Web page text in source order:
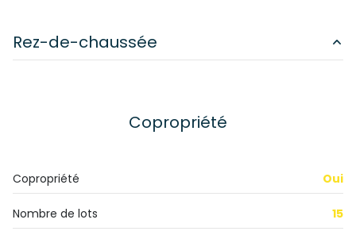
Rez-de-chaussée
Copropriété
Copropriété Oui
Nombre de lots 15